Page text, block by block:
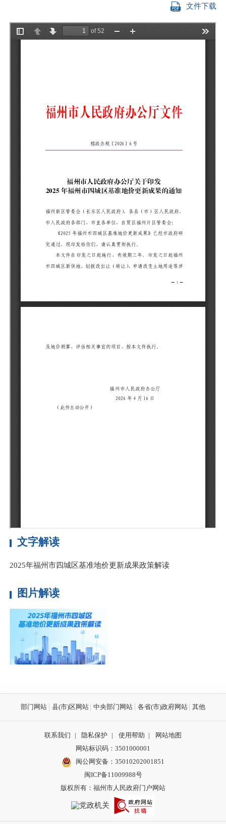
文件下载
文字解读
2025年福州市四城区基准地价更新成果政策解读
图片解读
部门网站 县(市)区网站 中央部门网站 各省(市)政府网站 其他
联系我们 | 隐私保护 | 使用帮助 |
网站地图
网站标识码：3501000001
闽公网安备： 35010202001851
闽ICP备11009988号
版权所有：福州市人民政府门户网站